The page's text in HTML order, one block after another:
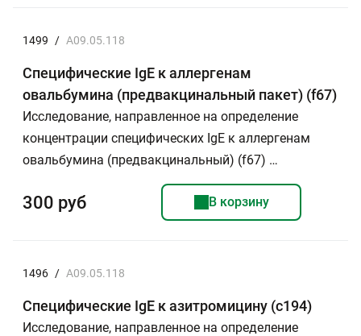
1499 / A09.05.118
Специфические IgE к аллергенам
овальбумина (предвакцинальный пакет) (f67)
Исследование, направленное на определение
концентрации специфических IgE к аллергенам
овальбумина (предвакцинальный) (f67) …
300 руб В корзину
1496 / A09.05.118
Специфические IgE к азитромицину (c194)
Исследование, направленное на определение